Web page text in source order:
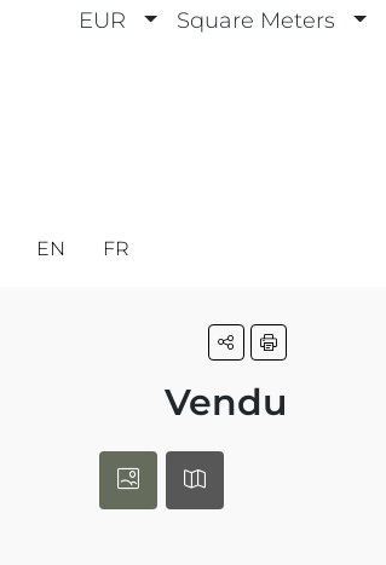
EUR Square Meters
EN FR
Vendu